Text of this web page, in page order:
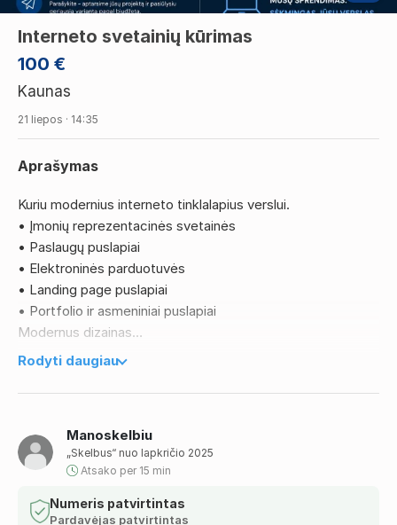
100 €
Interneto svetainių kūrimas
Kaunas
21 liepos · 14:35
Manoskelbiu
„Skelbus“ nuo lapkričio 2025
Atsako per 15 min
Numeris patvirtintas
Pardavėjas patvirtintas
Aprašymas
Kuriu modernius interneto tinklalapius verslui.
• Įmonių reprezentacinės svetainės
• Paslaugų puslapiai
• Elektroninės parduotuvės
• Landing page puslapiai
• Portfolio ir asmeniniai puslapiai
Modernus dizainas
Pritaikyta telefonams ir planšetėms
Greitas paleidimas
Išrašau sąskaitas-faktūras
Taip pat galiu pasirūpinti:
• Domeno registracija
• Hostingu
Rodyti daugiau